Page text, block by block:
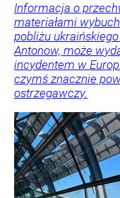
Informacja o
materiałami
pobliżu
Antonow, może
incydentem w
czymś znacznie
ostrzegawczy.